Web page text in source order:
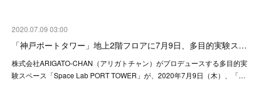
2020.07.09 03:00
「神戸ポートタワー」地上2階フロアに7月9日、多目的実験ス…
株式会社ARIGATO-CHAN（アリガトチャン）がプロデュースする多目的実
験スペース「Space Lab PORT TOWER」が、2020年7月9日（木）、「…